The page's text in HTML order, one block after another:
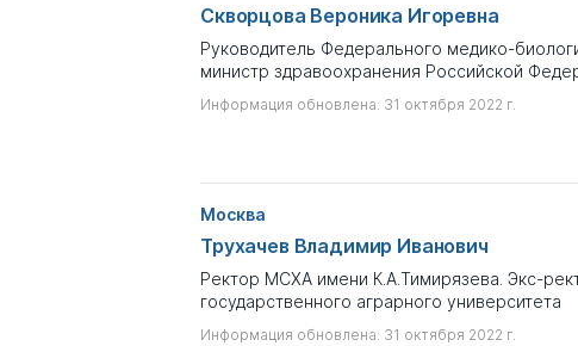
Скворцова Вероника Игоревна
Руководитель Федерального медико-
министр здравоохранения Российской
Информация обновлена: 31 октября 2022 г.
Москва
Трухачев Владимир Иванович
Ректор МСХА имени К.А.Тимирязева. Экс-
государственного аграрного университета
Информация обновлена: 31 октября 2022 г.